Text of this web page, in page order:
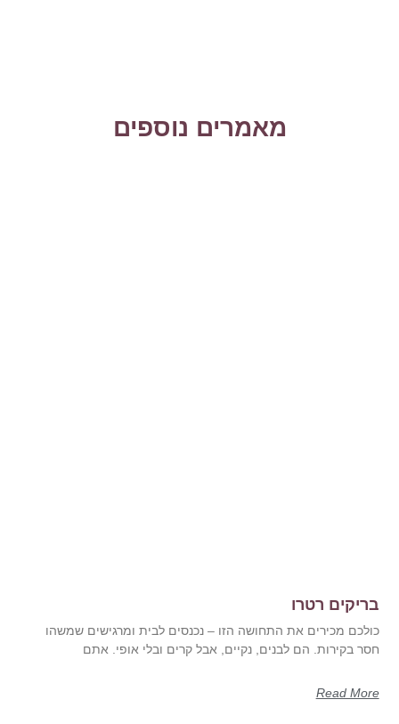
מאמרים נוספים
בריקים רטרו
כולכם מכירים את התחושה הזו – נכנסים לבית ומרגישים שמשהו
חסר בקירות. הם לבנים, נקיים, אבל קרים ובלי אופי. אתם
Read More